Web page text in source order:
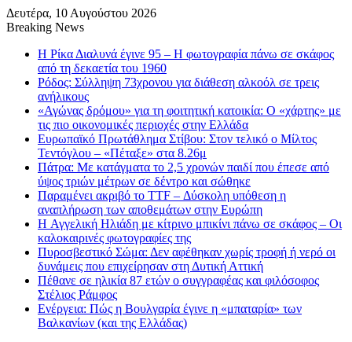
Δευτέρα, 10 Αυγούστου 2026
Breaking News
Η Ρίκα Διαλυνά έγινε 95 – Η φωτογραφία πάνω σε σκάφος
από τη δεκαετία του 1960
Ρόδος: Σύλληψη 73χρονου για διάθεση αλκοόλ σε τρεις
ανήλικους
«Αγώνας δρόμου» για τη φοιτητική κατοικία: Ο «χάρτης» με
τις πιο οικονομικές περιοχές στην Ελλάδα
Ευρωπαϊκό Πρωτάθλημα Στίβου: Στον τελικό ο Μίλτος
Τεντόγλου – «Πέταξε» στα 8.26μ
Πάτρα: Με κατάγματα το 2,5 χρονών παιδί που έπεσε από
ύψος τριών μέτρων σε δέντρο και σώθηκε
Παραμένει ακριβό το TTF – Δύσκολη υπόθεση η
αναπλήρωση των αποθεμάτων στην Ευρώπη
H Αγγελική Ηλιάδη με κίτρινο μπικίνι πάνω σε σκάφος – Οι
καλοκαιρινές φωτογραφίες της
Πυροσβεστικό Σώμα: Δεν αφέθηκαν χωρίς τροφή ή νερό οι
δυνάμεις που επιχείρησαν στη Δυτική Αττική
Πέθανε σε ηλικία 87 ετών ο συγγραφέας και φιλόσοφος
Στέλιος Ράμφος
Ενέργεια: Πώς η Βουλγαρία έγινε η «μπαταρία» των
Βαλκανίων (και της Ελλάδας)